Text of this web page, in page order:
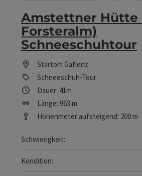
Amstettner Hütte
Forsteralm)
Schneeschuhtour
Startort Gaflenz
Schneeschuh-Tour
Dauer: 41m
Länge: 963 m
Höhenmeter aufsteigend: 200 m
Schwierigkeit:
Leicht
Kondition:
Leicht